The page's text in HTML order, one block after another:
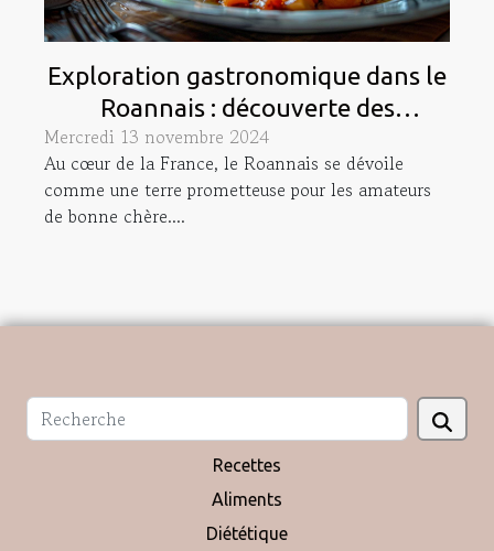
Exploration gastronomique dans le
Roannais : découverte des
restaurants Côte Roannaise,
Central Côte, Jacques Coeur
Renaison et la Loge des Gardes
Mercredi 13 novembre 2024
Au cœur de la France, le Roannais se dévoile
comme une terre prometteuse pour les amateurs
de bonne chère....
Recettes
Aliments
Diététique